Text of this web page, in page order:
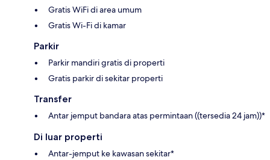
Gratis WiFi di area umum
Gratis Wi-Fi di kamar
Parkir
Parkir mandiri gratis di properti
Gratis parkir di sekitar properti
Transfer
Antar jemput bandara atas permintaan ((tersedia 24 jam))*
Di luar properti
Antar-jemput ke kawasan sekitar*